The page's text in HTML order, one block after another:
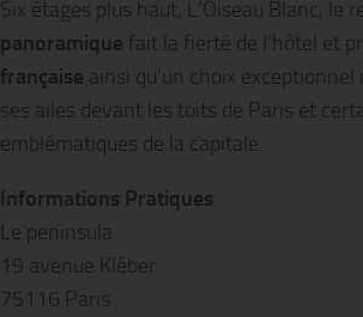
Six étages plus haut, L’Oiseau Blanc, le
panoramique fait la fierté de l’hôtel et
française ainsi qu’un choix
ses ailes devant les toits de Paris et
emblématiques de la capitale.
Informations Pratiques
Le peninsula
19 avenue Kléber
75116 Paris